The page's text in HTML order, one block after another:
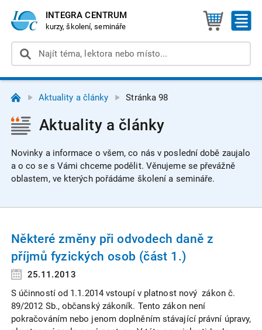
INTEGRA CENTRUM
kurzy, školení, semináře
Aktuality a články Stránka 98
Aktuality a články
Novinky a informace o všem, co nás v poslední době zaujalo
a o co se s Vámi chceme podělit. Věnujeme se převážně
oblastem, ve kterých pořádáme školení a semináře.
Některé změny při odvodech daně z
příjmů fyzických osob (část 1.)
25.11.2013
S účinností od 1.1.2014 vstoupí v platnost nový zákon č.
89/2012 Sb., občanský zákoník. Tento zákon není
pokračováním nebo jenom doplněním stávající právní úpravy,